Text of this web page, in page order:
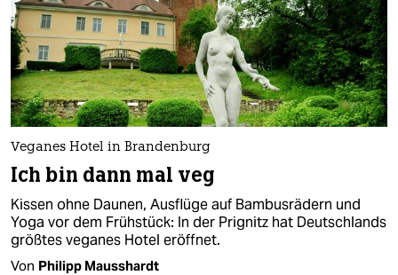
verlag
veranstaltungen
shop
fragen & hilfe
unterstützen
genossenschaft
epaper login
Veganes Hotel in Brandenburg
Ich bin dann mal veg
Kissen ohne Daunen, Ausflüge auf Bambusrädern und
Yoga vor dem Frühstück: In der Prignitz hat Deutschlands
größtes veganes Hotel eröffnet.
Von Philipp Mausshardt